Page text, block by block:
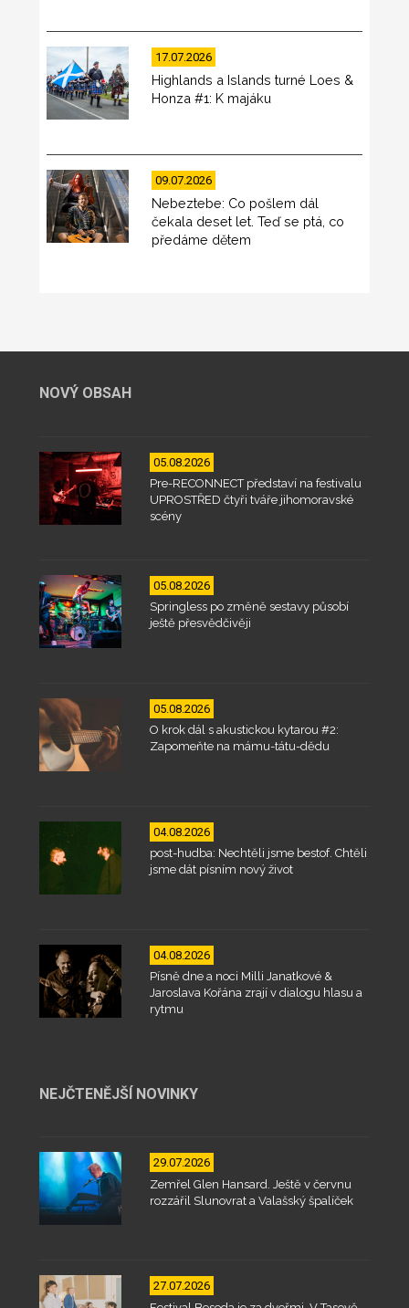
17.07.2026
Highlands a Islands turné Loes &
Honza #1: K majáku
09.07.2026
Nebeztebe: Co pošlem dál
čekala deset let. Teď se ptá, co
předáme dětem
NOVÝ OBSAH
05.08.2026
Pre-RECONNECT představí na festivalu
UPROSTŘED čtyři tváře jihomoravské
scény
05.08.2026
Springless po změně sestavy působí
ještě přesvědčivěji
05.08.2026
O krok dál s akustickou kytarou #2:
Zapomeňte na mámu-tátu-dědu
04.08.2026
post-hudba: Nechtěli jsme bestof. Chtěli
jsme dát písním nový život
04.08.2026
Písně dne a noci Milli Janatkové &
Jaroslava Kořána zrají v dialogu hlasu a
rytmu
NEJČTENĚJŠÍ NOVINKY
29.07.2026
Zemřel Glen Hansard. Ještě v červnu
rozzářil Slunovrat a Valašský špalíček
27.07.2026